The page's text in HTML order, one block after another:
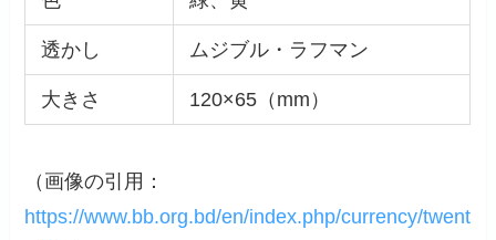
透かし ムジブル・ラフマン
大きさ 120×65（mm）
（画像の引用：
https://www.bb.org.bd/en/index.php/currency/twent